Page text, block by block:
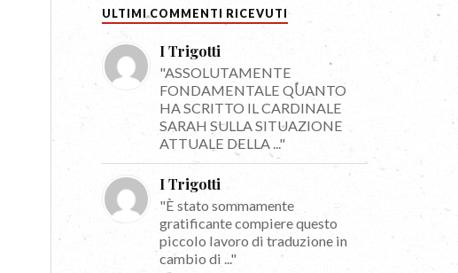
ULTIMI COMMENTI RICEVUTI
I Trigotti
"ASSOLUTAMENTE
FONDAMENTALE QUANTO
HA SCRITTO IL CARDINALE
SARAH SULLA SITUAZIONE
ATTUALE DELLA ..."
I Trigotti
"È stato sommamente
gratificante compiere questo
piccolo lavoro di traduzione in
cambio di ..."